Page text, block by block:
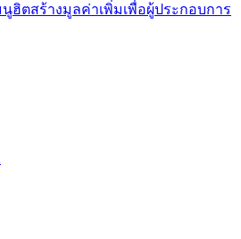
ฮิตสร้างมูลค่าเพิ่มเพื่อผู้ประกอบการ